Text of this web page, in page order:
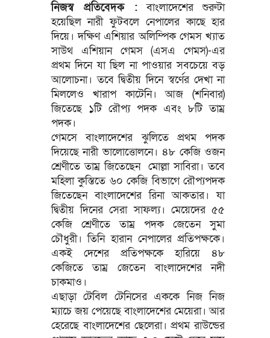
নিজস্ব প্রতিবেদক : বাংলাদেশের শুরুটা
হয়েছিল নারী ফুটবলে নেপালের কাছে হার
দিয়ে। দক্ষিণ এশিয়ার অলিম্পিক গেমস খ্যাত
সাউথ এশিয়ান গেমস (এসএ গেমস)-এর
প্রথম দিনে যা ছিল না পাওয়ার সবচেয়ে বড়
আলোচনা। তবে দ্বিতীয় দিনে স্বর্ণের দেখা না
মিললেও খারাপ কাটেনি। আজ (শনিবার)
জিতেছে ১টি রৌপ্য পদক এবং ৮টি তাম্র
পদক।
গেমসে বাংলাদেশের ঝুলিতে প্রথম পদক
দিয়েছে নারী ভালোত্তোলনে। ৪৮ কেজি ওজন
শ্রেণীতে তাম্র জিতেছেন মোল্লা সাবিরা। তবে
মহিলা কুস্তিতে ৬০ কেজি বিভাগে রৌপ্যপদক
জিতেছেন বাংলাদেশের রিনা আকতার। যা
দ্বিতীয় দিনের সেরা সাফল্য। মেয়েদের ৫৫
কেজি শ্রেণীতে তাম্র পদক জেতেন সুমা
চৌধুরী। তিনি হারান নেপালের প্রতিপক্ষকে।
একই দেশের প্রতিপক্ষকে হারিয়ে ৪৮
কেজিতে তাম্র জেতেন বাংলাদেশের নদী
চাকমাও।
এছাড়া টেবিল টেনিসের এককে নিজ নিজ
ম্যাচে জয় পেয়েছে বাংলাদেশের মেয়েরা। আর
হেরেছে বাংলাদেশের ছেলেরা। প্রথম রাউন্ডের